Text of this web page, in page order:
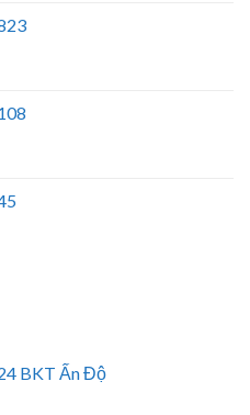
BKT Ấn Độ